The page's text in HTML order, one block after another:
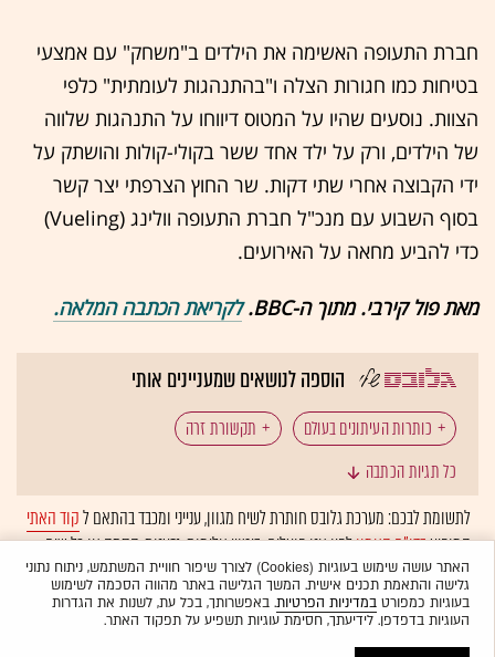
חברת התעופה האשימה את הילדים ב"משחק" עם אמצעי
בטיחות כמו חגורות הצלה ו"בהתנהגות לעומתית" כלפי
הצוות. נוסעים שהיו על המטוס דיווחו על התנהגות שלווה
של הילדים, ורק על ילד אחד ששר בקולי-קולות והושתק על
ידי הקבוצה אחרי שתי דקות. שר החוץ הצרפתי יצר קשר
בסוף השבוע עם מנכ"ל חברת התעופה וולינג (Vueling)
כדי להביע מחאה על האירועים.
מאת פול קירבי. מתוך ה-BBC. לקריאת הכתבה המלאה.
הוספה לנושאים שמעניינים אותי
כותרות העיתונים בעולם תקשורת זרה
סיקור תקשורתי
ספרד גרמניה המפלגה הדמוקרטית צרפת
הסכסוך הישראלי פלסטיני
כל תגיות הכתבה
לתשומת לבכם: מערכת גלובס חותרת לשיח מגוון, ענייני ומכבד בהתאם לקוד האתי
המופיעבדו"ח האמוןלפיו אנו פועלים. ביטויי אלימות, גזענות, הסתה או כל שיח
בלתי הולם אחר מסוננים בצורהאוטומטיתולא יפורסמו באתר.
האתר עושה שימוש בעוגיות (Cookies) לצורך שיפור חוויית המשתמש, ניתוח נתוני
גלישה והתאמת תכנים אישית. המשך הגלישה באתר מהווה הסכמה לשימוש
בעוגיות כמפורטבמדיניות הפרטיות. באפשרותך, בכל עת, לשנות את הגדרות
העוגיות בדפדפן. לידיעתך, חסימת עוגיות תשפיע על תפקוד האתר.